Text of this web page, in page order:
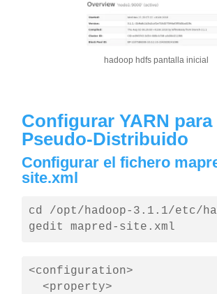
hadoop hdfs pantalla inicial
Configurar YARN
Pseudo-Distribuido
Configurar el fichero
site.xml
cd /opt/hadoop-3.1.1/etc/
gedit mapred-site.xml
<configuration>
<property>